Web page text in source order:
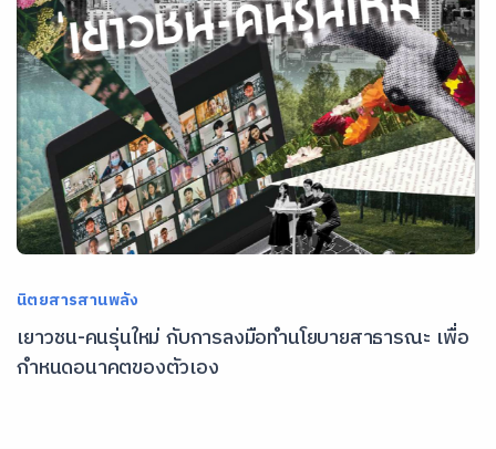
นิตยสารสานพลัง
เยาวชน-คนรุ่นใหม่ กับการลงมือทำนโยบายสาธารณะ เพื่อ
กำหนดอนาคตของตัวเอง